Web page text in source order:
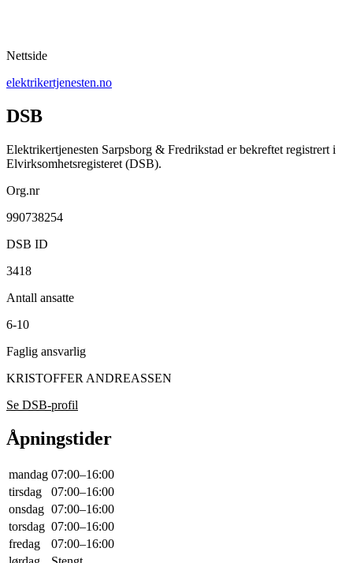
Nettside
elektrikertjenesten.no
DSB
Elektrikertjenesten Sarpsborg & Fredrikstad er bekreftet registrert i
Elvirksomhetsregisteret (DSB).
Org.nr
990738254
DSB ID
3418
Antall ansatte
6-10
Faglig ansvarlig
KRISTOFFER ANDREASSEN
Se DSB-profil
Åpningstider
mandag 07:00–16:00
tirsdag
07:00–16:00
onsdag 07:00–16:00
torsdag 07:00–16:00
fredag
07:00–16:00